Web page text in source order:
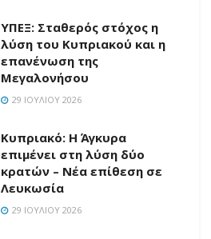
ΥΠΕΞ: Σταθερός στόχος η
λύση του Κυπριακού και η
επανένωση της
Μεγαλονήσου
29 ΙΟΥΛΊΟΥ 2026
Κυπριακό: Η Άγκυρα
επιμένει στη λύση δύο
κρατών – Νέα επίθεση σε
Λευκωσία
29 ΙΟΥΛΊΟΥ 2026